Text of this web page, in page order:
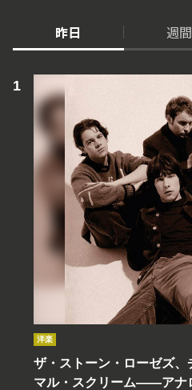
昨日 週間
洋楽
ザ・ストーン・ローゼズ
マル・スクリーム――アナ